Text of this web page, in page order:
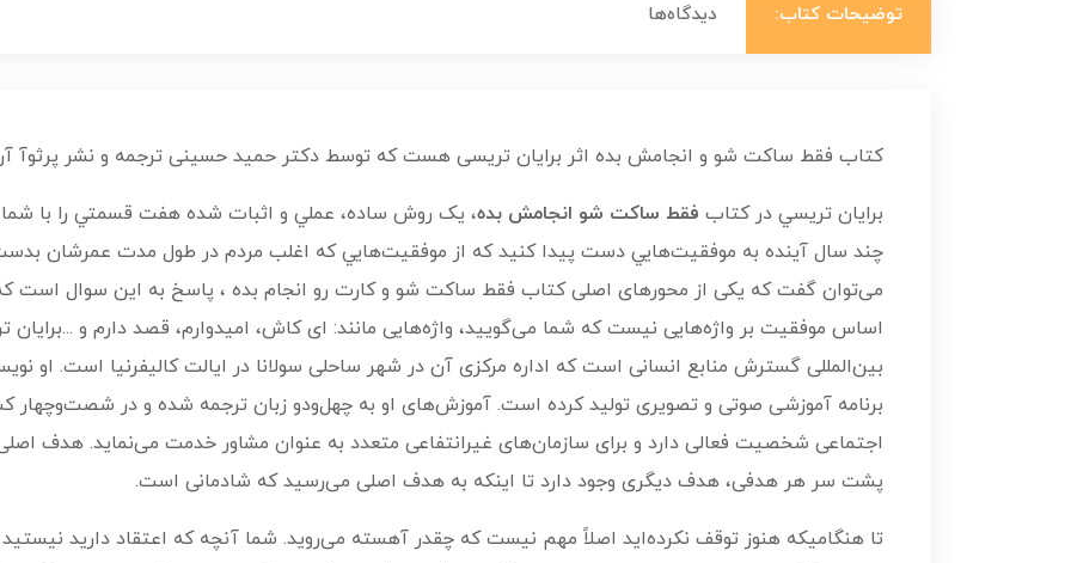
توضیحات کتاب: دیدگاه‌ها
کتاب فقط ساکت شو و انجامش بده اثر برایان تریسی هست که توسط دکتر حمید حسینی ترجمه و نشر پرثوآ
برايان تريسي در کتاب فقط ساکت شو انجامش بده، يک روش ساده، عملي و اثبات‌ شده هفت‌ قسمتي را با
چند سال آينده به موفقيت‌هايي دست پيدا کنيد که از موفقيت‌هايي که اغلب مردم در طول مدت عمرشان
می‌توان گفت که یکی از محورهای اصلی کتاب فقط ساکت شو و کارت رو انجام بده ، پاسخ به این سوال است که:
بین‌المللی گسترش منابع انسانی است که اداره مرکزی آن در شهر ساحلی سولانا در ایالت کالیفرنیا است. او
برنامه آموزشی صوتی و تصویری تولید کرده‌ است. آموزش‌های او به چهل‌ودو زبان ترجمه شده و در شصت‌وچهار
اجتماعی شخصیت فعالی دارد و برای سازمان‌های غیرانتفاعی متعدد به عنوان مشاور خدمت می‌نماید. هدف
پشت سر هر هدفی، هدف دیگری وجود دارد تا اینکه به هدف اصلی می‌رسید که شادمانی است.
تا هنگامیکه هنوز توقف نکرده‌اید اصلاً مهم نیست که چقدر آهسته می‌روید. شما آنچه که اعتقاد دارید